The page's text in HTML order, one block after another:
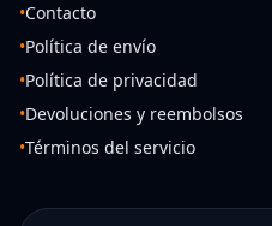
•Contacto
•Política de envío
•Política de privacidad
•Devoluciones y reembolsos
•Términos del servicio